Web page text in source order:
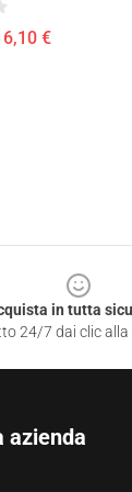
€
in tutta
24/7 dai clic alla
azienda